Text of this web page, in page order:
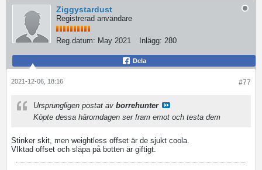
Ziggystardust
Registrerad användare
Reg.datum: May 2021 Inlägg: 280
Dela
#77
2021-12-06, 18:16
Ursprungligen postat av borrehunter
Köpte dessa häromdagen ser fram emot och testa dem
Stinker skit, men weightless offset är de sjukt coola.
VIktad offset och släpa på botten är giftigt.